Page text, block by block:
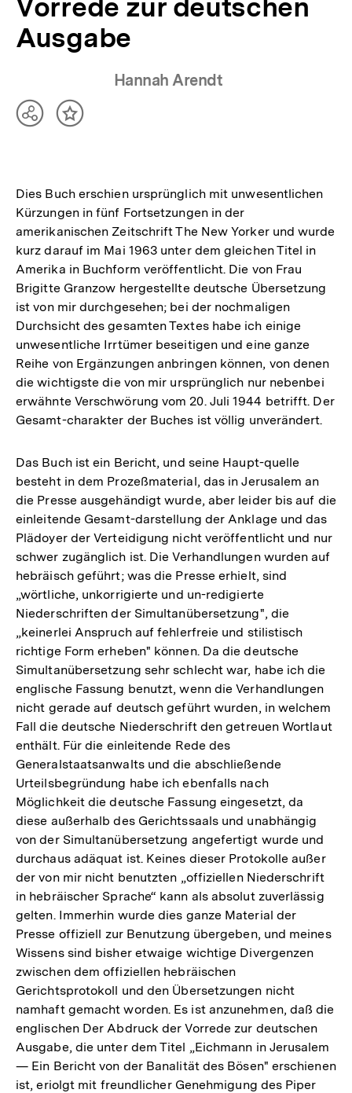
Vorrede zur deutschen
Ausgabe
Hannah Arendt
TeilenInhalt
Dies Buch erschien ursprünglich mit unwesentlichen
Kürzungen in fünf Fortsetzungen in der
amerikanischen Zeitschrift The New Yorker und wurde
kurz darauf im Mai 1963 unter dem gleichen Titel in
Amerika in Buchform veröffentlicht. Die von Frau
Brigitte Granzow hergestellte deutsche Übersetzung
ist von mir durchgesehen; bei der nochmaligen
Durchsicht des gesamten Textes habe ich einige
unwesentliche Irrtümer beseitigen und eine ganze
Reihe von Ergänzungen anbringen können, von denen
die wichtigste die von mir ursprünglich nur nebenbei
erwähnte Verschwörung vom 20. Juli 1944 betrifft. Der
Gesamt-charakter der Buches ist völlig unverändert.
Das Buch ist ein Bericht, und seine Haupt-quelle
besteht in dem Prozeßmaterial, das in Jerusalem an
die Presse ausgehändigt wurde, aber leider bis auf die
einleitende Gesamt-darstellung der Anklage und das
Plädoyer der Verteidigung nicht veröffentlicht und nur
schwer zugänglich ist. Die Verhandlungen wurden auf
hebräisch geführt; was die Presse erhielt, sind
„wörtliche, unkorrigierte und un-redigierte
Niederschriften der Simultanübersetzung", die
„keinerlei Anspruch auf fehlerfreie und stilistisch
richtige Form erheben" können. Da die deutsche
Simultanübersetzung sehr schlecht war, habe ich die
englische Fassung benutzt, wenn die Verhandlungen
nicht gerade auf deutsch geführt wurden, in welchem
Fall die deutsche Niederschrift den getreuen Wortlaut
enthält. Für die einleitende Rede des
Generalstaatsanwalts und die abschließende
Urteilsbegründung habe ich ebenfalls nach
Möglichkeit die deutsche Fassung eingesetzt, da
diese außerhalb des Gerichtssaals und unabhängig
von der Simultanübersetzung angefertigt wurde und
durchaus adäquat ist. Keines dieser Protokolle außer
der von mir nicht benutzten „offiziellen Niederschrift
in hebräischer Sprache“ kann als absolut zuverlässig
gelten. Immerhin wurde dies ganze Material der
Presse offiziell zur Benutzung übergeben, und meines
Wissens sind bisher etwaige wichtige Divergenzen
zwischen dem offiziellen hebräischen
Gerichtsprotokoll und den Übersetzungen nicht
namhaft gemacht worden. Es ist anzunehmen, daß die
englischen Der Abdruck der Vorrede zur deutschen
Ausgabe, die unter dem Titel „Eichmann in Jerusalem
— Ein Bericht von der Banalität des Bösen" erschienen
ist, eriolgt mit freundlicher Genehmigung des Piper